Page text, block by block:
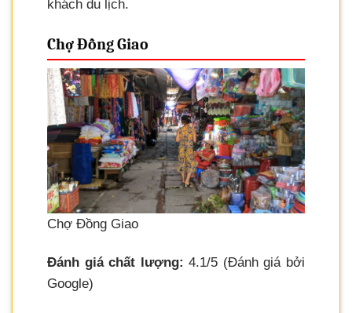
khách du lịch.
Chợ Đồng Giao
Chợ Đồng Giao
Đánh giá chất lượng: 4.1/5 (Đánh giá bởi
Google)